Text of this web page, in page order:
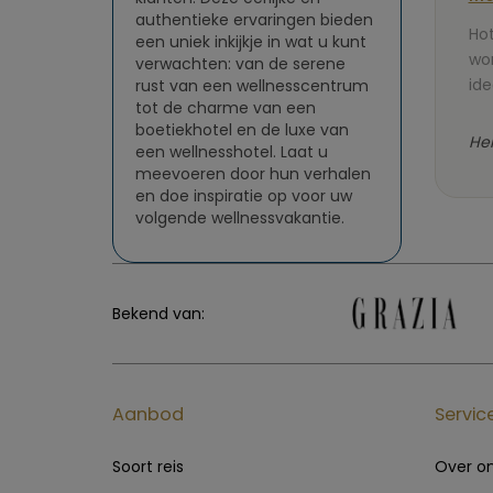
authentieke ervaringen bieden
een uniek inkijkje in wat u kunt
verwachten: van de serene
rust van een wellnesscentrum
tot de charme van een
boetiekhotel en de luxe van
een wellnesshotel. Laat u
meevoeren door hun verhalen
en doe inspiratie op voor uw
volgende wellnessvakantie.
Bekend van:
Aanbod
Soort reis Over